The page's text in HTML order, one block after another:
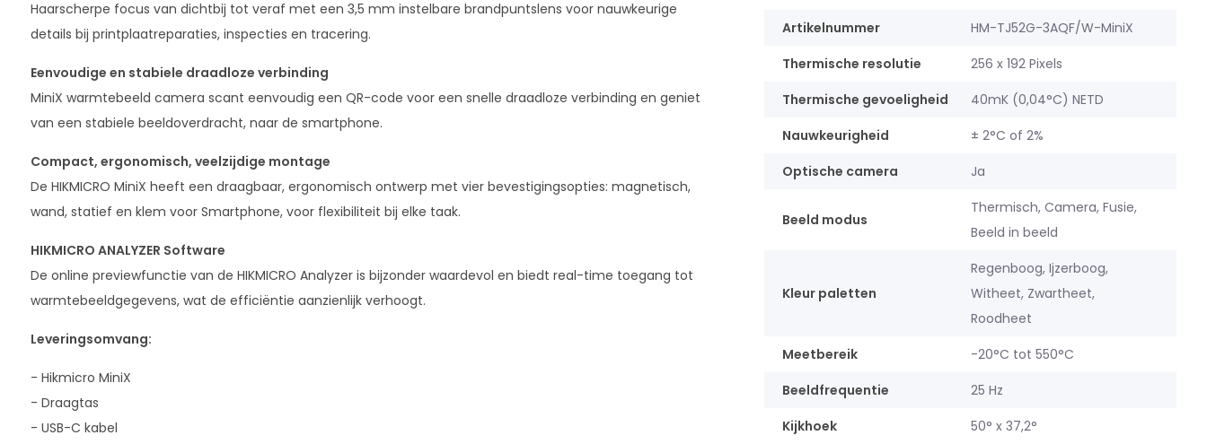
Haarscherpe focus van dichtbij tot veraf met een 3,5 mm instelbare brandpuntslens voor nauwkeurige
details bij printplaatreparaties, inspecties en tracering.
Eenvoudige en stabiele draadloze verbinding
MiniX warmtebeeld camera scant eenvoudig een QR-code voor een snelle draadloze verbinding en geniet
van een stabiele beeldoverdracht, naar de smartphone.
Compact, ergonomisch, veelzijdige montage
De HIKMICRO MiniX heeft een draagbaar, ergonomisch ontwerp met vier bevestigingsopties: magnetisch,
wand, statief en klem voor Smartphone, voor flexibiliteit bij elke taak.
HIKMICRO ANALYZER Software
De online previewfunctie van de HIKMICRO Analyzer is bijzonder waardevol en biedt real-time toegang tot
warmtebeeldgegevens, wat de efficiëntie aanzienlijk verhoogt.
Leveringsomvang:
- Hikmicro MiniX
- Draagtas
- USB-C kabel
Artikelnummer
HM-TJ52G-3AQF/W-MiniX
Thermische resolutie
256 x 192 Pixels
Thermische gevoeligheid
40mK (0,04°C) NETD
Nauwkeurigheid
± 2°C of 2%
Optische camera
Ja
Beeld modus
Thermisch, Camera, Fusie,
Beeld in beeld
Kleur paletten
Regenboog, Ijzerboog,
Witheet, Zwartheet,
Roodheet
Meetbereik
-20°C tot 550°C
Beeldfrequentie
25 Hz
Kijkhoek
50° x 37,2°